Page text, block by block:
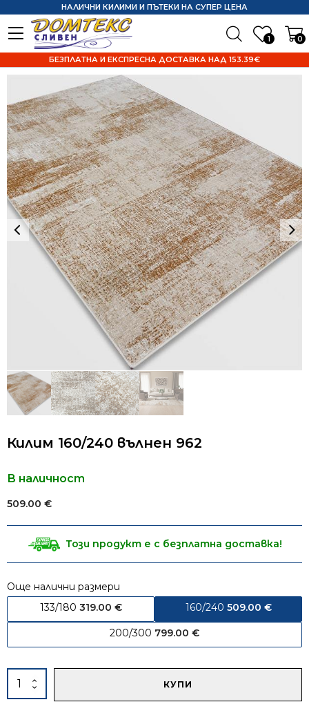
1 0
НАЛИЧНИ КИЛИМИ И ПЪТЕКИ НА СУПЕР ЦЕНА
БЕЗПЛАТНА И ЕКСПРЕСНА ДОСТАВКА НАД 153.39€
Килим 160/240 вълнен 962
В наличност
509.00 €
Този продукт е с безплатна доставка!
Още налични размери
133/180 319.00 € 160/240 509.00 €
200/300 799.00 €
количество
за
КУПИ